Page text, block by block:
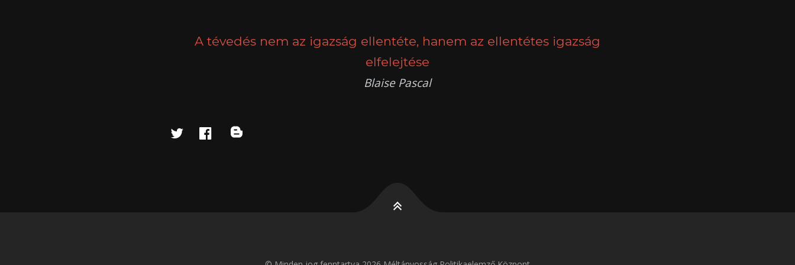
A tévedés nem az igazság ellentéte, hanem az ellentétes igazság
elfelejtése
Blaise Pascal
twitterfacebook
blog